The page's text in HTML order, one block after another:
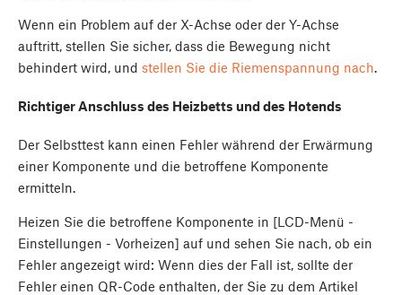
Wenn ein Problem auf der X-Achse oder der Y-Achse
auftritt, stellen Sie sicher, dass die Bewegung nicht
behindert wird, und stellen Sie die Riemenspannung nach.
Richtiger Anschluss des Heizbetts und des Hotends
Der Selbsttest kann einen Fehler während der Erwärmung
einer Komponente und die betroffene Komponente
ermitteln.
Heizen Sie die betroffene Komponente in [LCD-Menü -
Einstellungen - Vorheizen] auf und sehen Sie nach, ob ein
Fehler angezeigt wird: Wenn dies der Fall ist, sollte der
Fehler einen QR-Code enthalten, der Sie zu dem Artikel